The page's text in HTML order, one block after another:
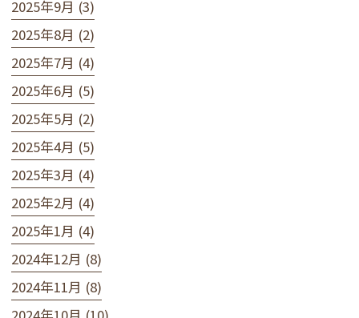
2025年9月 (3)
2025年8月 (2)
2025年7月 (4)
2025年6月 (5)
2025年5月 (2)
2025年4月 (5)
2025年3月 (4)
2025年2月 (4)
2025年1月 (4)
2024年12月 (8)
2024年11月 (8)